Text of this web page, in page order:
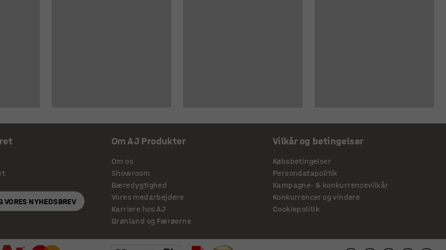
VORES NYHEDSBREV
Om AJ Produkter
Om os
Showroom
Bæredygtighed
Vores medarbejdere
Karriere hos AJ
Grønland og Færøerne
Vilkår og betingelser
Købsbetingelser
Persondatapolitik
Kampagne- & konkurrencevilkår
Konkurrencer og vindere
Cookiepolitik